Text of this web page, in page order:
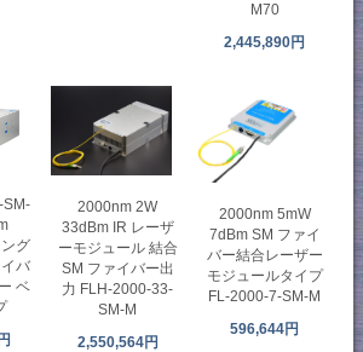
M70
2,445,890円
SM-
グ
バ
ベ
2000nm 2W
33dBm IR レーザ
ーモジュール 結合
SM ファイバー出
力 FLH-2000-33-
SM-M
2,550,564円
2000nm 5mW
7dBm SM ファイ
バー結合レーザー
モジュールタイプ
FL-2000-7-SM-M
596,644円